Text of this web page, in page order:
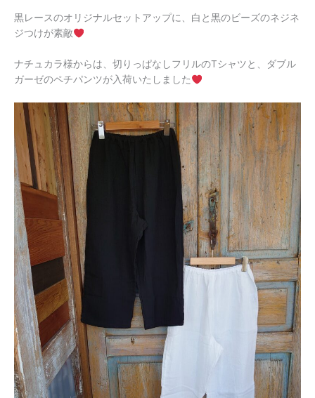
黒レースのオリジナルセットアップに、白と黒のビーズのネジネ
ジつけが素敵
ナチュカラ様からは、切りっぱなしフリルのTシャツと、ダブル
ガーゼのペチパンツが入荷いたしました